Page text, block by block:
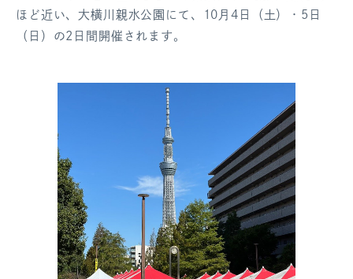
ほど近い、大横川親水公園にて、10月4日（土）・5日
（日）の2日間開催されます。